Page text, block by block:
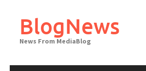
contentBlogNews
News From MediaBlog